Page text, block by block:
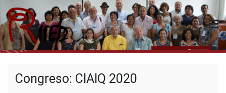
Saltar
al
contenido
Riied
Congreso: CIAIQ 2020